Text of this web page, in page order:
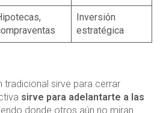
Inversión
estratégica
tradicional sirve para cerrar
sirve para adelantarte a las
donde otros aún no miran.